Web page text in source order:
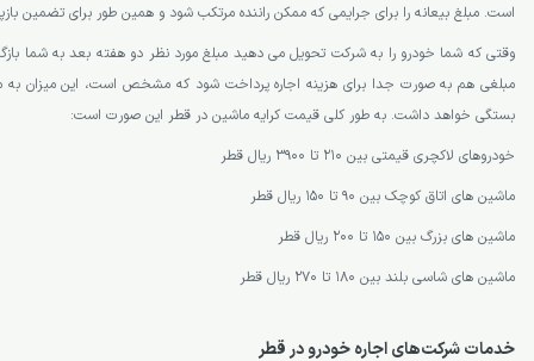
است. مبلغ بیعانه را برای جرایمی که ممکن راننده مرتکب شود و همین طور برای تضمین
وقتی که شما خودرو را به شرکت تحویل می دهید مبلغ مورد نظر دو هفته بعد به شما
مبلغی هم به صورت جدا برای هزینه اجاره پرداخت شود که مشخص است، این میزان به
بستگی خواهد داشت. به طور کلی قیمت کرایه ماشین در قطر این صورت است:
خودروهای لاکچری قیمتی بین 210 تا 3900 ریال قطر
ماشین های اتاق کوچک بین 90 تا 150 ریال قطر
ماشین های بزرگ بین 150 تا 200 ریال قطر
ماشین های شاسی بلند بین 180 تا 270 ریال قطر
خدمات شرکت‌های اجاره خودرو در قطر